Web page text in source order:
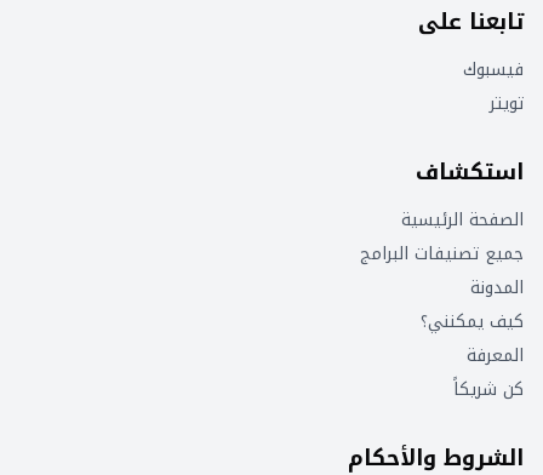
تابعنا على
فيسبوك
تويتر
استكشاف
الصفحة الرئيسية
جميع تصنيفات البرامج
المدونة
كيف يمكنني؟
المعرفة
كن شريكاً
الشروط والأحكام